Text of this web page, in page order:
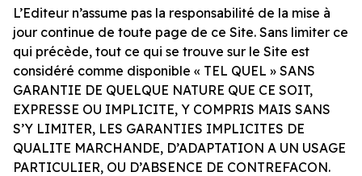
L’Editeur n’assume pas la responsabilité de la mise à
jour continue de toute page de ce Site. Sans limiter ce
qui précède, tout ce qui se trouve sur le Site est
considéré comme disponible « TEL QUEL » SANS
GARANTIE DE QUELQUE NATURE QUE CE SOIT,
EXPRESSE OU IMPLICITE, Y COMPRIS MAIS SANS
S’Y LIMITER, LES GARANTIES IMPLICITES DE
QUALITE MARCHANDE, D’ADAPTATION A UN USAGE
PARTICULIER, OU D’ABSENCE DE CONTREFACON.